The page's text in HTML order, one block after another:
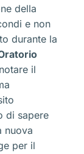
della
e non
durante la
il
di sapere
nuova
per il